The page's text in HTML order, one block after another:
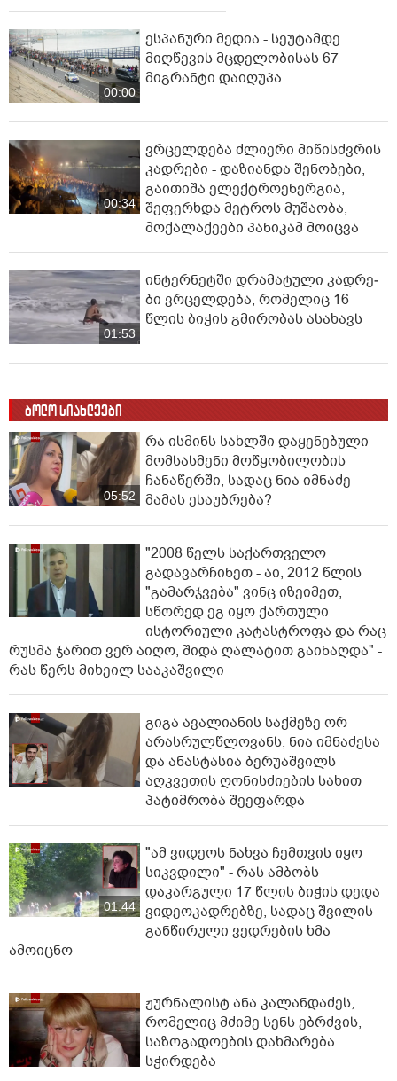
00:00
ესპანური მედია - სეუტამდე
მიღწევის მცდელობისას 67
მიგრანტი დაიღუპა
00:34
ვრცელდება ძლიერი მიწისძვრის
კადრები - დაზიანდა შენობები,
გაითიშა ელექტროენერგია,
შეფერხდა მეტროს მუშაობა,
მოქალაქეები პანიკამ მოიცვა
01:53
ინ­ტერ­ნეტ­ში დრა­მა­ტუ­ლი კად­რე­
ბი ვრცელდება, რომელიც 16
წლის ბიჭის გმირობას ასახავს
ბოლო სიახლეები
05:52
რა ისმინს სახლში დაყენებული
მომსასმენი მოწყობილობის
ჩანაწერში, სადაც ნია იმნაძე
მამას ესაუბრება?
"2008 წელს საქართველო
გადავარჩინეთ - აი, 2012 წლის
"გამარჯვება" ვინც იზეიმეთ,
სწორედ ეგ იყო ქართული
ისტორიული კატასტროფა და რაც
რუსმა ჯარით ვერ აიღო, შიდა ღალატით გაინაღდა" -
რას წერს მიხეილ სააკაშვილი
გიგა ავალიანის საქმეზე ორ
არასრულწლოვანს, ნია იმნაძესა
და ანასტასია ბერუაშვილს
აღკვეთის ღონისძიების სახით
პატიმრობა შეეფარდა
01:44
"ამ ვიდეოს ნახვა ჩემთვის იყო
სიკვდილი" - რას ამბობს
დაკარგული 17 წლის ბიჭის დედა
ვიდეოკადრებზე, სადაც შვილის
განწირული ვედრების ხმა
ამოიცნო
ჟურნალისტ ანა კალანდაძეს,
რომელიც მძიმე სენს ებრძვის,
საზოგადოების დახმარება
სჭირდება